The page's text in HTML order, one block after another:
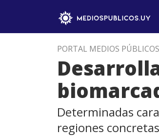
PORTAL MEDIOS PÚBLICOS
Determinadas
regiones